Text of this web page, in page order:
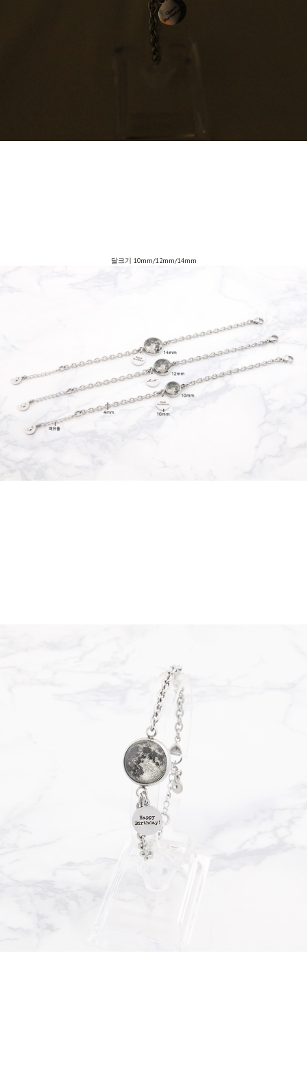
달크기 10mm/12mm/14mm